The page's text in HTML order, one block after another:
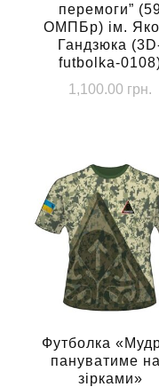
перемоги”
ОМПБр) ім.
Гандзюка
futbolka-
1,100.00 грн.
має
кілька
можна
на
товару
Футболка
пануватиме
зірками»